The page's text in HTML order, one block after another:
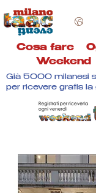
Cosa fare
Weekend
Già 5000 milanesi
per ricevere gratis la